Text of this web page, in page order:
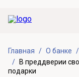
Главная О банке
В преддверии
подарки